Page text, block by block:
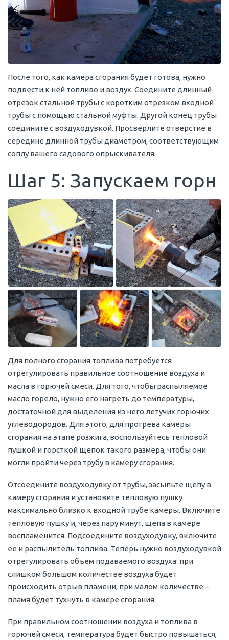
После того, как камера сгорания будет готова, нужно
подвести к ней топливо и воздух. Соедините длинный
отрезок стальной трубы с коротким отрезком входной
трубы с помощью стальной муфты. Другой конец трубы
соедините с воздуходувкой. Просверлите отверстие в
середине длинной трубы диаметром, соответствующим
соплу вашего садового опрыскивателя.
Шаг 5: Запускаем горн
Для полного сгорания топлива потребуется
отрегулировать правильное соотношение воздуха и
масла в горючей смеси. Для того, чтобы распыляемое
масло горело, нужно его нагреть до температуры,
достаточной для выделения из него летучих горючих
углеводородов. Для этого, для прогрева камеры
сгорания на этапе розжига, воспользуйтесь тепловой
пушкой и горсткой щепок такого размера, чтобы они
могли пройти через трубу в камеру сгорания.
Отсоедините воздуходувку от трубы, засыпьте щепу в
камеру сгорания и установите тепловую пушку
максимально близко к входной трубе камеры. Включите
тепловую пушку и, через пару минут, щепа в камере
воспламенится. Подсоедините воздуходувку, включите
ее и распылитель топлива. Теперь нужно воздуходувкой
отрегулировать объем подаваемого воздуха: при
слишком большом количестве воздуха будет
происходить отрыв пламени, при малом количестве –
пламя будет тухнуть в камере сгорания.
При правильном соотношении воздуха и топлива в
горючей смеси, температура будет быстро повышаться,